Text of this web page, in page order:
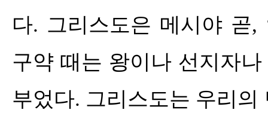
다. 그리스도은 메시야 곧,
구약 때는 왕이나 선지자
부었다. 그리스도는 우리의